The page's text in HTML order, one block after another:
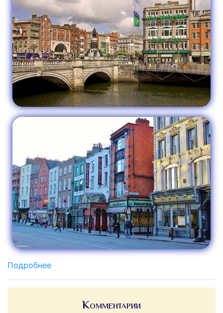
Подробнее
Комментарии